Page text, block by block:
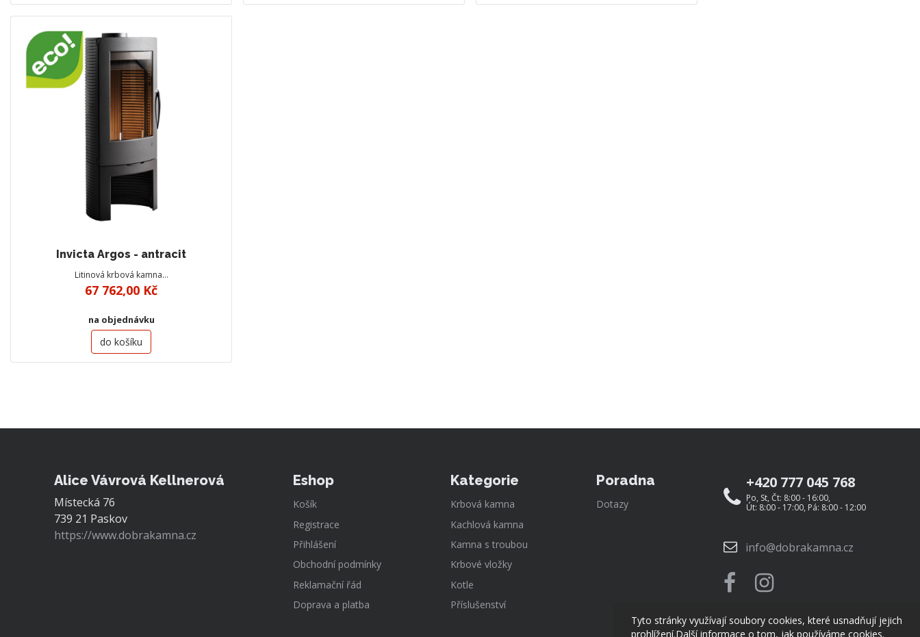
Invicta Argos - antracit
Litinová krbová kamna…
67 762,00 Kč
na objednávku
do košíku
Alice Vávrová Kellnerová
Místecká 76
739 21 Paskov
https://www.dobrakamna.cz
Eshop
Košík
Registrace
Přihlášení
Obchodní podmínky
Reklamační řád
Doprava a platba
Kategorie
Krbová kamna
Kachlová kamna
Kamna s troubou
Krbové vložky
Kotle
Příslušenství
Poradna
Dotazy
+420 777 045 768
Po, St, Čt: 8:00 - 16:00,
Út: 8:00 - 17:00, Pá: 8:00 - 12:00
info@dobrakamna.cz
Tyto stránky využívají soubory cookies, které usnadňují jejich
prohlížení.Další informace o tom, jak používáme cookies.